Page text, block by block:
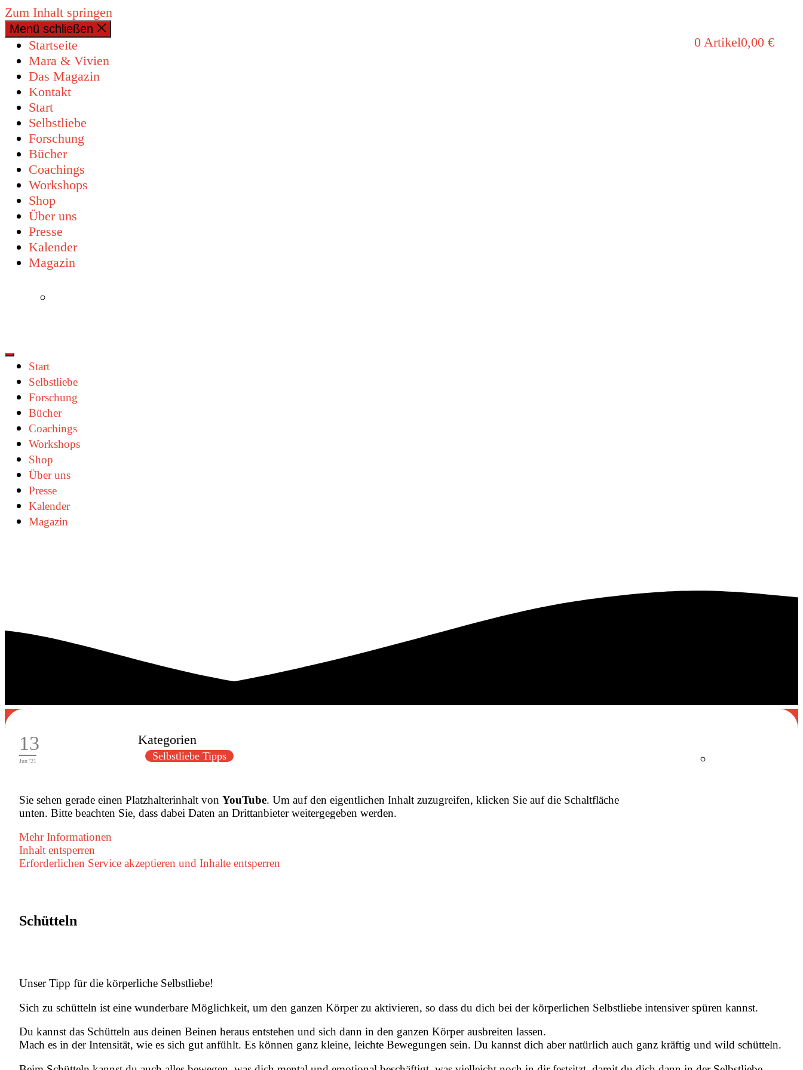
Zum Inhalt springen
0 Artikel0,00 €
Menü schließen
Startseite
Mara & Vivien
Das Magazin
Kontakt
Start
Selbstliebe
Forschung
Bücher
Coachings
Workshops
Shop
Über uns
Presse
Kalender
Magazin
Start
Selbstliebe
Forschung
Bücher
Coachings
Workshops
Shop
Über uns
Presse
Kalender
Magazin
13
Jun '21
Kategorien
Selbstliebe Tipps
Sie sehen gerade einen Platzhalterinhalt von YouTube. Um auf den eigentlichen Inhalt zuzugreifen, klicken Sie auf die Schaltfläche
unten. Bitte beachten Sie, dass dabei Daten an Drittanbieter weitergegeben werden.
Mehr Informationen
Inhalt entsperren
Erforderlichen Service akzeptieren und Inhalte entsperren
Schütteln
Unser Tipp für die körperliche Selbstliebe!⁠ ⁠
Sich zu schütteln ist eine wunderbare Möglichkeit, um den ganzen Körper zu aktivieren, so dass du dich bei der körperlichen Selbstliebe intensiver spüren kannst.⁠
Du kannst das Schütteln aus deinen Beinen heraus entstehen und sich dann in den ganzen Körper ausbreiten lassen.
Mach es in der Intensität, wie es sich gut anfühlt. Es können ganz kleine, leichte Bewegungen sein. Du kannst dich aber natürlich auch ganz kräftig und wild schütteln.